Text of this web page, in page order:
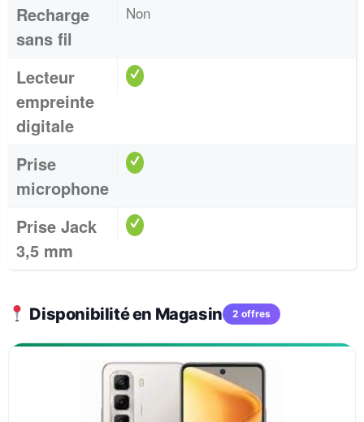
Recharge
sans fil
Non
Lecteur
empreinte
digitale
Prise
microphone
Prise Jack
3,5 mm
Disponibilité en Magasin 2 offres